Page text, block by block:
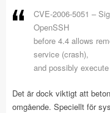
CVE-2006-5051 –
OpenSSH
before 4.4 allows
service (crash),
and possibly
Det är dock viktigt att
omgående. Speciellt för